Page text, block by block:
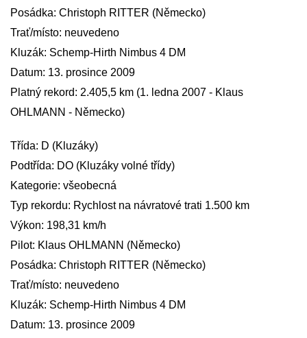
Posádka: Christoph RITTER (Německo)
Trať/místo: neuvedeno
Kluzák: Schemp-Hirth Nimbus 4 DM
Datum: 13. prosince 2009
Platný rekord: 2.405,5 km (1. ledna 2007 - Klaus
OHLMANN - Německo)
Třída: D (Kluzáky)
Podtřída: DO (Kluzáky volné třídy)
Kategorie: všeobecná
Typ rekordu: Rychlost na návratové trati 1.500 km
Výkon: 198,31 km/h
Pilot: Klaus OHLMANN (Německo)
Posádka: Christoph RITTER (Německo)
Trať/místo: neuvedeno
Kluzák: Schemp-Hirth Nimbus 4 DM
Datum: 13. prosince 2009